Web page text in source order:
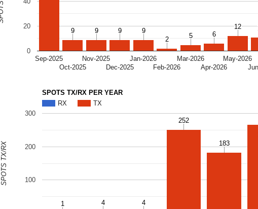
Sep-2025
Oct-2025
Nov-2025
Dec-2025
Jan-2026
Feb-2026
Mar-2026
Apr-2026
May-2026
0
20
9
9 9
9 9
9 9
9
2
2 5
5 6
6
12
12
SPOTS TX/RX PER YEAR
RX
TX
100
200
300
1
1 4
4 4
4
252
252
183
183
SPOTS TX/RX